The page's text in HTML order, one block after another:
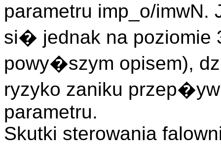
parametru imp_o/
si� jednak na poziomie
powy�szym opisem),
ryzyko zaniku
parametru.
Skutki sterowania